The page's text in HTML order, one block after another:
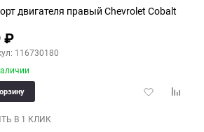
двигателя правый Chevrolet Cobalt
₽
116730180
Добавить
В 1 КЛИК